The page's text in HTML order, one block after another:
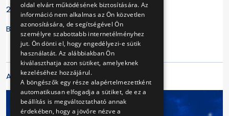
2026.06.27.
BKV Zrt.
A cikk galériája
oldal elvárt működésének biztosítására. Az
információ nem alkalmas az Ön közvetlen
azonosítására, de segítségével Ön
személyre szabottabb internetélményhez
jut. Ön dönti el, hogy engedélyezi-e sütik
használatát. Az alábbiakban Ön
kiválaszthatja azon sütiket, amelyeknek
kezeléséhez hozzájárul.
A böngészők egy része alapértelmezettként
automatikusan elfogadja a sütiket, de ez a
beállítás is megváltoztatható annak
érdekében, hogy a jövőre nézve a